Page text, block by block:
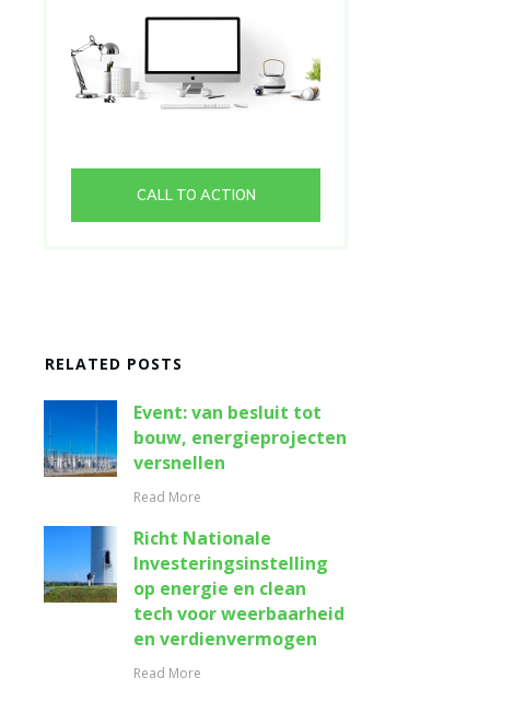
CALL TO ACTION
RELATED POSTS
Event: van besluit tot
bouw, energieprojecten
versnellen
Read More
Richt Nationale
Investeringsinstelling
op energie en clean
tech voor weerbaarheid
en verdienvermogen
Read More